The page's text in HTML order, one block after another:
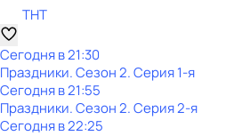
ТНТ
Сегодня в 21:30
Праздники. Сезон 2. Серия 1-я
Сегодня в 21:55
Праздники. Сезон 2. Серия 2-я
Сегодня в 22:25